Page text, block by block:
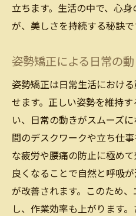
立ちます。生活の中で、心
が、美しさを持続する秘訣で
姿勢矯正による日常の
姿勢矯正は日常生活におけ
せます。正しい姿勢を維持
い、日常の動きがスムーズ
間のデスクワークや立ち仕
な疲労や腰痛の防止に極め
良くなることで自然と呼吸
が改善されます。このため
し、作業効率も上がります